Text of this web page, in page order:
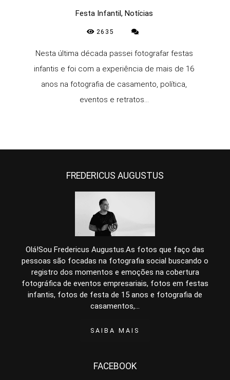
Festa Infantil, Notícias
2635
Nesta última década passei fotografar festas
infantis e foi com a experiência de mais de 16
anos na fotografia de casamento, política,
eventos e retratos...
FREDERICUS AUGUSTUS
Olá!Sou Fredericus Augustus.As fotos que faço das
pessoas são focadas na fotografia social buscando o
registro dos momentos e emoções na cobertura
fotográfica de eventos empresariais, fotos em festas
infantis, fotos de festa de 15 anos e fotografia de
casamentos,...
SAIBA MAIS
FACEBOOK